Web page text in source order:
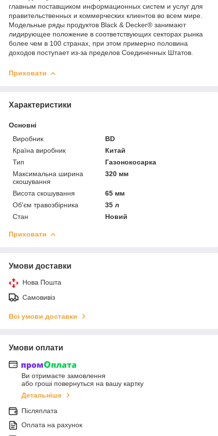
главным поставщиком информационных систем и услуг для
правительственных и коммерческих клиентов во всем мире.
Модельные ряды продуктов Black & Decker® занимают
лидирующее положение в соответствующих секторах рынка
более чем в 100 странах, при этом примерно половина
доходов поступает из-за пределов Соединенных Штатов.
Приховати
Характеристики
Основні
Виробник
BD
Країна виробник
Китай
Тип
Газонокосарка
Максимальна ширина
скошування
320 мм
Висота скошування
65 мм
Об'єм травозбірника
35 л
Стан
Новий
Приховати
Умови доставки
Нова Пошта
Самовивіз
Всі умови доставки
Умови оплати
Ви отримаєте замовлення
або гроші повернуться на вашу картку
Детальніше
Післяплата
Оплата на рахунок